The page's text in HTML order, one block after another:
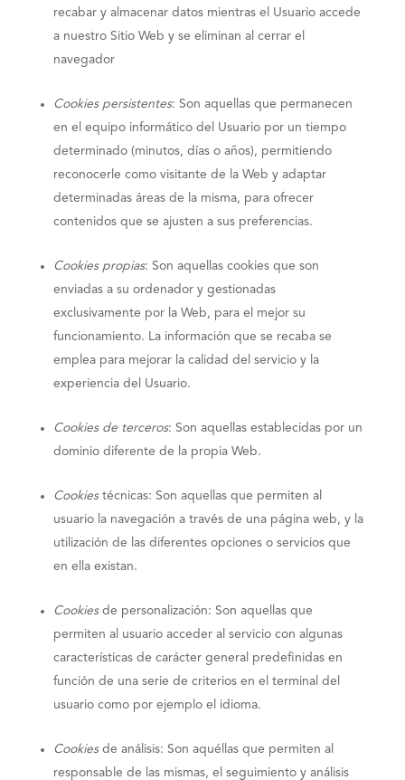
recabar y almacenar datos mientras el Usuario accede
a nuestro Sitio Web y se eliminan al cerrar el
navegador
Cookies persistentes: Son aquellas que permanecen
en el equipo informático del Usuario por un tiempo
determinado (minutos, días o años), permitiendo
reconocerle como visitante de la Web y adaptar
determinadas áreas de la misma, para ofrecer
contenidos que se ajusten a sus preferencias.
Cookies propias: Son aquellas cookies que son
enviadas a su ordenador y gestionadas
exclusivamente por la Web, para el mejor su
funcionamiento. La información que se recaba se
emplea para mejorar la calidad del servicio y la
experiencia del Usuario.
Cookies de terceros: Son aquellas establecidas por un
dominio diferente de la propia Web.
Cookiestécnicas: Son aquellas que permiten al
usuario la navegación a través de una página web, y la
utilización de las diferentes opciones o servicios que
en ella existan.
Cookiesde personalización: Son aquellas que
permiten al usuario acceder al servicio con algunas
características de carácter general predefinidas en
función de una serie de criterios en el terminal del
usuario como por ejemplo el idioma.
Cookies de análisis: Son aquéllas que permiten al
responsable de las mismas, el seguimiento y análisis